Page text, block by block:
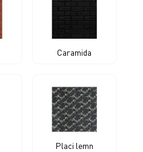
Caramida
Placi lemn